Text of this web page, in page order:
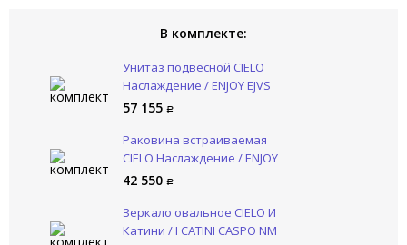
В комплекте:
Унитаз подвесной CIELO
Наслаждение / ENJOY EJVS
LV
57 155
Раковина встраиваемая
CIELO Наслаждение / ENJOY
EJLASPO LV
42 550
Зеркало овальное CIELO И
Катини / I CATINI CASPO NM